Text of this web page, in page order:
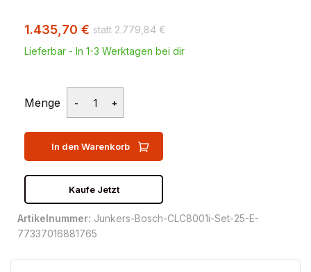
2.779,84 €
1.435,70 €
Lieferbar - In 1-3 Werktagen bei dir
Menge
In den Warenkorb
Kaufe Jetzt
Artikelnummer: Junkers-Bosch-CLC8001i-Set-25-E-
77337016881765